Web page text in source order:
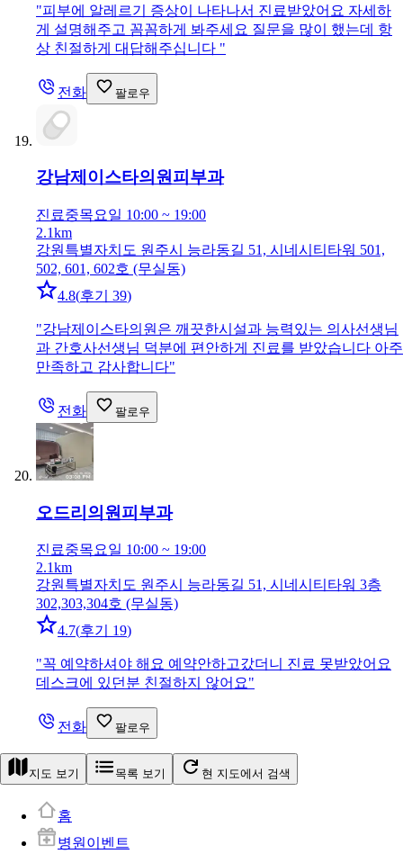
"피부에 알레르기 증상이 나타나서 진료받았어요 자세하
게 설명해주고 꼼꼼하게 봐주세요 질문을 많이 했는데 항
상 친절하게 대답해주십니다 "
전화 팔로우
강남제이스타의원피부과
진료중목요일 10:00 ~ 19:00
2.1km
강원특별자치도 원주시 능라동길 51, 시네시티타워 501,
502, 601, 602호 (무실동)
4.8(후기 39)
"강남제이스타의원은 깨끗한시설과 능력있는 의사선생님
과 간호사선생님 덕분에 편안하게 진료를 받았습니다 아주
만족하고 감사합니다"
전화 팔로우
오드리의원 피부과
진료중목요일 10:00 ~ 19:00
2.1km
강원특별자치도 원주시 능라동길 51, 시네시티타워 3층
302,303,304호 (무실동)
4.7(후기 19)
"꼭 예약하셔야 해요 예약안하고갔더니 진료 못받았어요
데스크에 있던분 친절하지 않어요"
전화 팔로우
지도 보기 목록 보기 현 지도에서 검색
홈
병원이벤트